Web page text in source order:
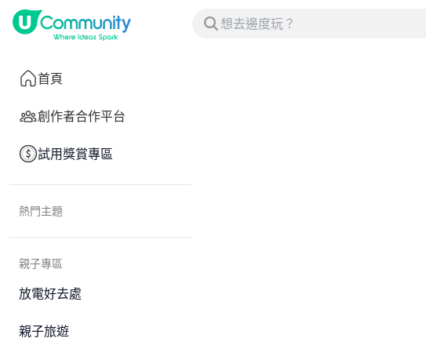
首頁
創作者合作平台
試用獎賞專區
熱門主題
親子專區
放電好去處
親子旅遊